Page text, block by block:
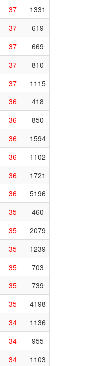
37
1331
37
619
37
669
37
810
37
1115
36
418
36
850
36
1594
36
1102
36
1721
36
5196
35
460
35
2079
35
1239
35
703
35
739
35
4198
34
1136
34
955
34
1103